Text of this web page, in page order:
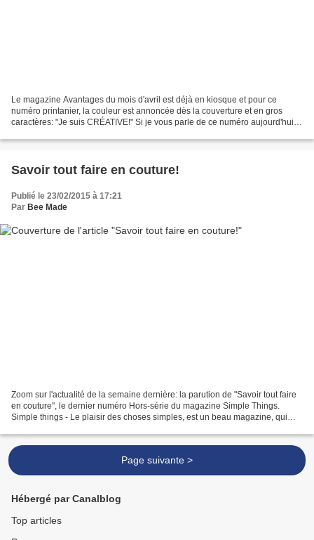
Le magazine Avantages du mois d'avril est déjà en kiosque et pour ce
numéro printanier, la couleur est annoncée dès la couverture et en gros
caractères: "Je suis CRÉATIVE!" Si je vous parle de ce numéro aujourd'hui,
Savoir tout faire en couture!
Publié le 23/02/2015 à 17:21
Par Bee Made
Zoom sur l'actualité de la semaine dernière: la parution de "Savoir tout faire
en couture", le dernier numéro Hors-série du magazine Simple Things.
Simple things - Le plaisir des choses simples, est un beau magazine, qui
Page suivante >
Hébergé par Canalblog
Top articles